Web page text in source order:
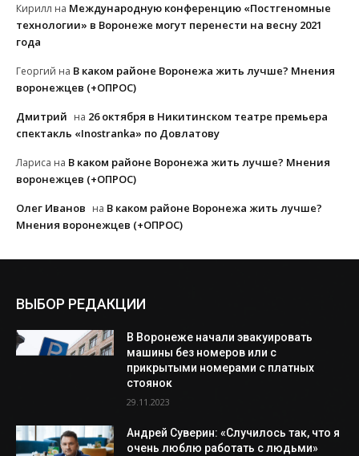
Кирилл на Международную конференцию «Постгеномные
технологии» в Воронеже могут перенести на весну 2021
года
Георгий на В каком районе Воронежа жить лучше? Мнения
воронежцев (+ОПРОС)
Дмитрий на 26 октября в Никитинском театре премьера
спектакль «Inostranka» по Довлатову
Лариса на В каком районе Воронежа жить лучше? Мнения
воронежцев (+ОПРОС)
Олег Иванов на В каком районе Воронежа жить лучше?
Мнения воронежцев (+ОПРОС)
ВЫБОР РЕДАКЦИИ
В Воронеже начали эвакуировать
машины без номеров или с
прикрытыми номерами с платных
стоянок
29.11.2023
Андрей Суверин: «Случилось так, что я
очень люблю работать с людьми»